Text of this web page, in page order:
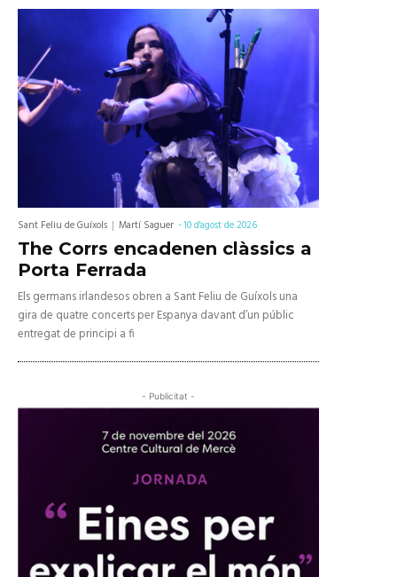
Sant Feliu de Guíxols Martí Saguer -10 d'agost de 2026
The Corrs encadenen clàssics a
Porta Ferrada
Els germans irlandesos obren a Sant Feliu de Guíxols una
gira de quatre concerts per Espanya davant d’un públic
entregat de principi a fi
- Publicitat -